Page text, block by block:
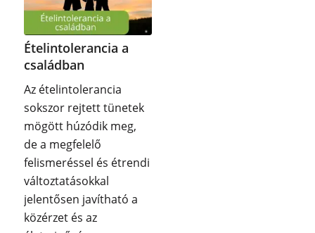
Ételintolerancia a
családban
Az ételintolerancia
sokszor rejtett tünetek
mögött húzódik meg,
de a megfelelő
felismeréssel és étrendi
változtatásokkal
jelentősen javítható a
közérzet és az